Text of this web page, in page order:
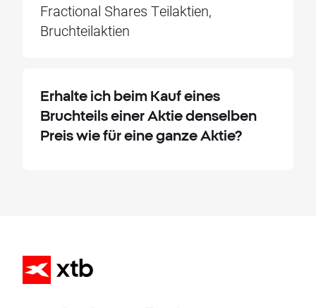
Fractional Shares Teilaktien,
Bruchteilaktien
Erhalte ich beim Kauf eines
Bruchteils einer Aktie denselben
Preis wie für eine ganze Aktie?